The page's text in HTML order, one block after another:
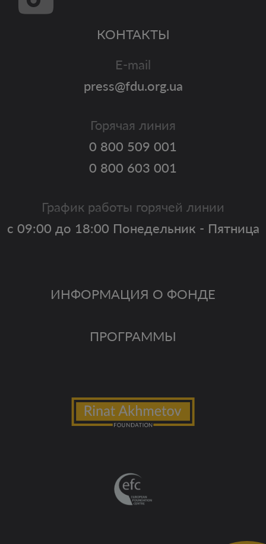
ИНФОРМАЦИЯ О ФОНДЕ
ПРОГРАММЫ
КОНТАКТЫ
E-mail
press@fdu.org.ua
Горячая линия
0 800 509 001
0 800 603 001
График работы горячей линии
с 09:00 до 18:00 Понедельник - Пятница